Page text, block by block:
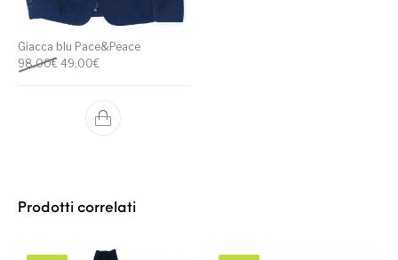
Giacca blu Pace&Peace
98,00€ Il prezzo originale era: 98,00€.
49,00€Il prezzo attuale è: 49,00€.
Prodotti correlati